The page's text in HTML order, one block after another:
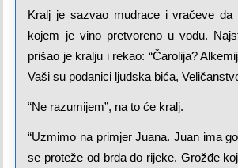
Kralj je sazvao mudrace i vračeve da
kojem je vino pretvoreno u vodu.
prišao je kralju i rekao: “Čarolija?
Vaši su podanici ljudska bića,
“Ne razumijem”, na to će kralj.
“Uzmimo na primjer Juana. Juan ima
se proteže od brda do rijeke. Grožđe